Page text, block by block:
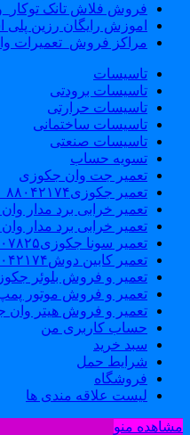
فروش فلاش تانک
اموزش رایگان رزین پلی
مراکز فروش_تعمیرات
تاسیسات
تاسیسات برودتی
تاسیسات حرارتی
تاسیسات ساختمانی
تاسیسات صنعتی
تسویه حساب
تعمیر جت وان جکوزی
تعمیر جکوزی۸۸۰۴۲۱۷۴_فروش وان_جکوزی
تعمیر خرابی برد مدار
تعمیر خرابی برد مدار
تعمیر سونا جکوزی۰۹۱۲۱۵۰۷۸۲۵#| Sauna | Jacuzzi
تعمیر کابین دوش۸۸۰۴۲۱۷۴_فروش کابین دوش
تعمیر و فروش بلوئر
تعمیر و فروش موتور
تعمیر و فروش هیتر وان
حساب کاربری من
سبد خرید
شرایط حمل
فروشگاه
لیست علاقه مندی ها
مشاهده منو